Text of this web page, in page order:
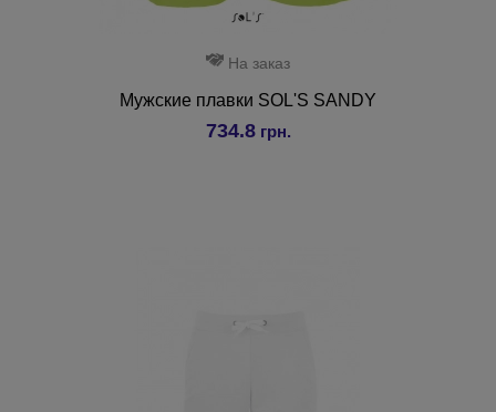
На заказ
Мужские плавки SOL'S SANDY
734.8грн.